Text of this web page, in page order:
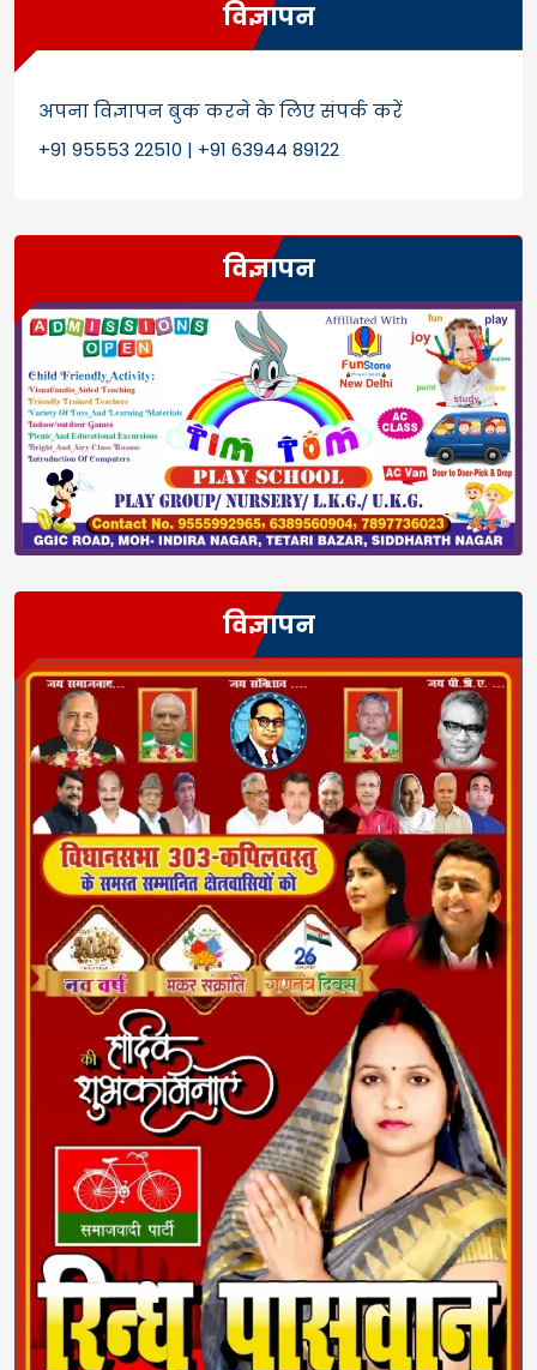
विज्ञापन
अपना विज्ञापन बुक करने के लिए संपर्क करें
+91 95553 22510 | +91 63944 89122
विज्ञापन
विज्ञापन